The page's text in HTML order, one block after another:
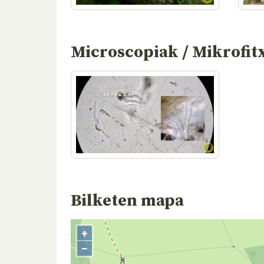
Microscopiak /
Bilketen mapa
+
−